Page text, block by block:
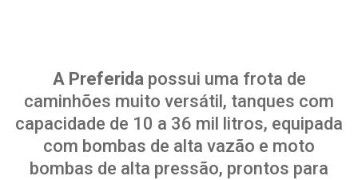
A Preferidapossui uma frota de
caminhões muito versátil, tanques com
capacidade de 10 a 36 mil litros, equipada
com bombas de alta vazão e moto
bombas de alta pressão, prontos para